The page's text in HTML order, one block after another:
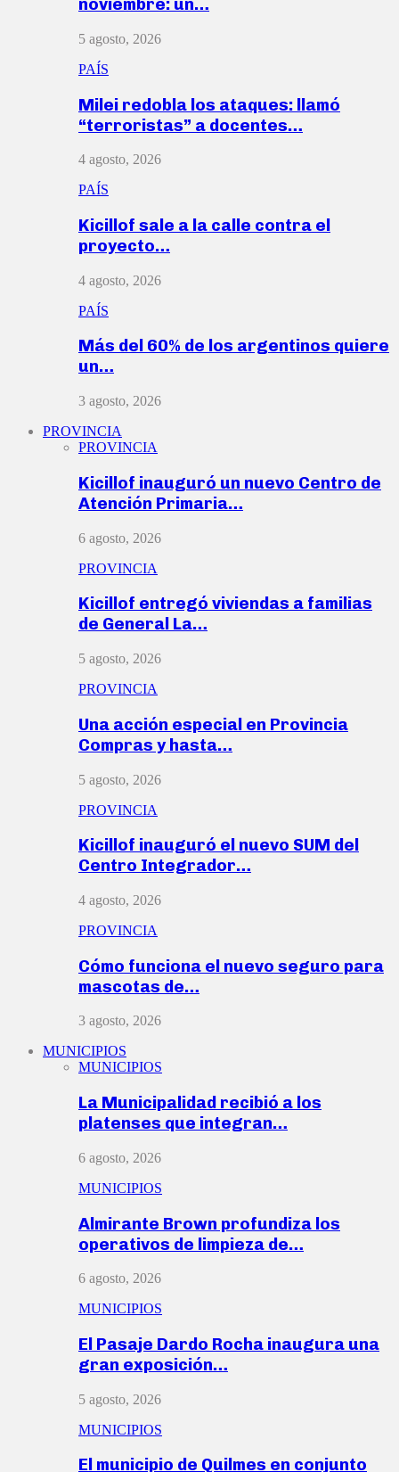
noviembre: un…
5 agosto, 2026
PAÍS
Milei redobla los ataques: llamó
“terroristas” a docentes…
4 agosto, 2026
PAÍS
Kicillof sale a la calle contra el
proyecto…
4 agosto, 2026
PAÍS
Más del 60% de los argentinos quiere
un…
3 agosto, 2026
PROVINCIA
PROVINCIA
Kicillof inauguró un nuevo Centro de
Atención Primaria…
6 agosto, 2026
PROVINCIA
Kicillof entregó viviendas a familias
de General La…
5 agosto, 2026
PROVINCIA
Una acción especial en Provincia
Compras y hasta…
5 agosto, 2026
PROVINCIA
Kicillof inauguró el nuevo SUM del
Centro Integrador…
4 agosto, 2026
PROVINCIA
Cómo funciona el nuevo seguro para
mascotas de…
3 agosto, 2026
MUNICIPIOS
MUNICIPIOS
La Municipalidad recibió a los
platenses que integran…
6 agosto, 2026
MUNICIPIOS
Almirante Brown profundiza los
operativos de limpieza de…
6 agosto, 2026
MUNICIPIOS
El Pasaje Dardo Rocha inaugura una
gran exposición…
5 agosto, 2026
MUNICIPIOS
El municipio de Quilmes en conjunto